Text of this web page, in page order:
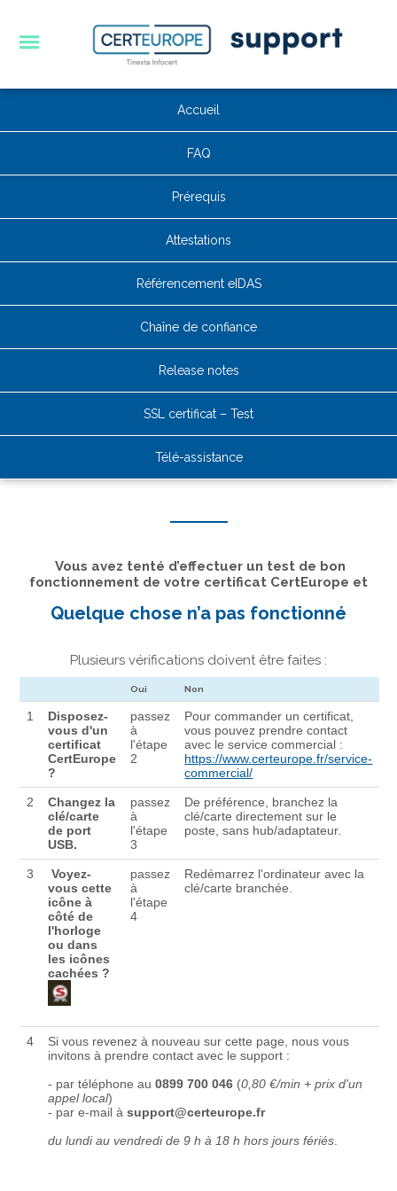
Accueil
FAQ
Prérequis
Attestations
Référencement eIDAS
Chaîne de confiance
Release notes
SSL certificat – Test
Télé-assistance
Vous avez tenté d’effectuer un test de bon
fonctionnement de votre certificat CertEurope et
Quelque chose n’a pas fonctionné
Plusieurs vérifications doivent être faites :
Oui Non
1
Disposez-
vous d'un
certificat
CertEurope
?
passez
à
l'étape
2
Pour commander un certificat,
vous pouvez prendre contact
avec le service commercial :
https://www.certeurope.fr/service-
commercial/
2
Changez la
clé/carte
de port
USB.
passez
à
l'étape
3
De préférence, branchez la
clé/carte directement sur le
poste, sans hub/adaptateur.
3
Voyez-
vous cette
icône à
côté de
l'horloge
ou dans
les icônes
cachées ?
passez
à
l'étape
4
Redémarrez l'ordinateur avec la
clé/carte branchée.
4
Si vous revenez à nouveau sur cette page, nous vous
invitons à prendre contact avec le support :
- par téléphone au0899 700 046 (0,80 €/min + prix d'un
appel local)
- par e-mail àsupport@certeurope.fr
du lundi au vendredi de 9 h à 18 h hors jours fériés